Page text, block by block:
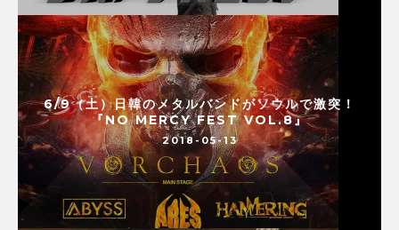
6/9（土）日韓のメタルバンドがソウルで激突！
『NO MERCY FEST VOL.8』
2018-05-13